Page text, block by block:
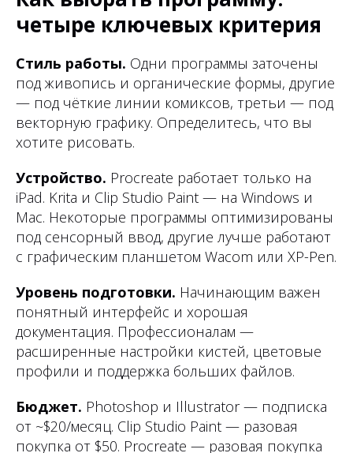
четыре ключевых критерия
Стиль работы. Одни программы заточены
под живопись и органические формы, другие
— под чёткие линии комиксов, третьи — под
векторную графику. Определитесь, что вы
хотите рисовать.
Устройство. Procreate работает только на
iPad. Krita и Clip Studio Paint — на Windows и
Mac. Некоторые программы оптимизированы
под сенсорный ввод, другие лучше работают
с графическим планшетом Wacom или XP-Pen.
Уровень подготовки. Начинающим важен
понятный интерфейс и хорошая
документация. Профессионалам —
расширенные настройки кистей, цветовые
профили и поддержка больших файлов.
Бюджет. Photoshop и Illustrator — подписка
от ~$20/месяц. Clip Studio Paint — разовая
покупка от $50. Procreate — разовая покупка